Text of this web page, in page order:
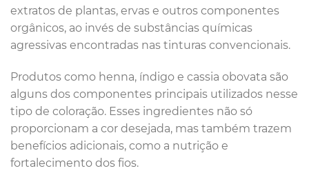
extratos de plantas, ervas e outros componentes
orgânicos, ao invés de substâncias químicas
agressivas encontradas nas tinturas convencionais.
Produtos como henna, índigo e cassia obovata são
alguns dos componentes principais utilizados nesse
tipo de coloração. Esses ingredientes não só
proporcionam a cor desejada, mas também trazem
benefícios adicionais, como a nutrição e
fortalecimento dos fios.